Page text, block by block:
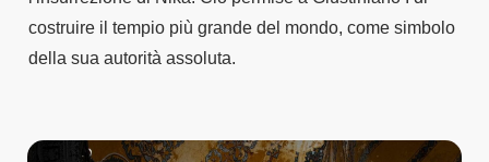
costruire il tempio più grande del mondo, come simbolo
della sua autorità assoluta.